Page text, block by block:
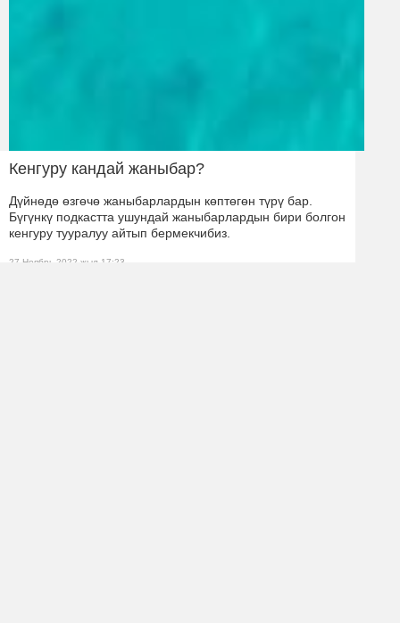
Кенгуру кандай жаныбар?
Дүйнөдө өзгөчө жаныбарлардын көптөгөн түрү бар.
Бүгүнкү подкастта ушундай жаныбарлардын бири болгон
кенгуру тууралуу айтып бермекчибиз.
27 Ноябрь 2022 жыл 17:23